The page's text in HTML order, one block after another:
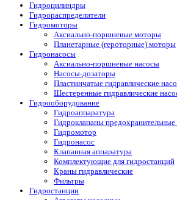
Гидроцилиндры
Гидрораспределители
Гидромоторы
Аксиально-поршневые моторы
Планетарные (героторные) моторы
Гидронасосы
Аксиально-поршневые насосы
Насосы-дозаторы
Пластинчатые гидравлические
Шестеренные гидравлические
Гидрооборудование
Гидроаппаратура
Гидроклапаны
Гидромотор
Гидронасос
Клапанная аппаратура
Комплектующие для гидростанций
Краны гидравлические
Фильтры
Гидростанции